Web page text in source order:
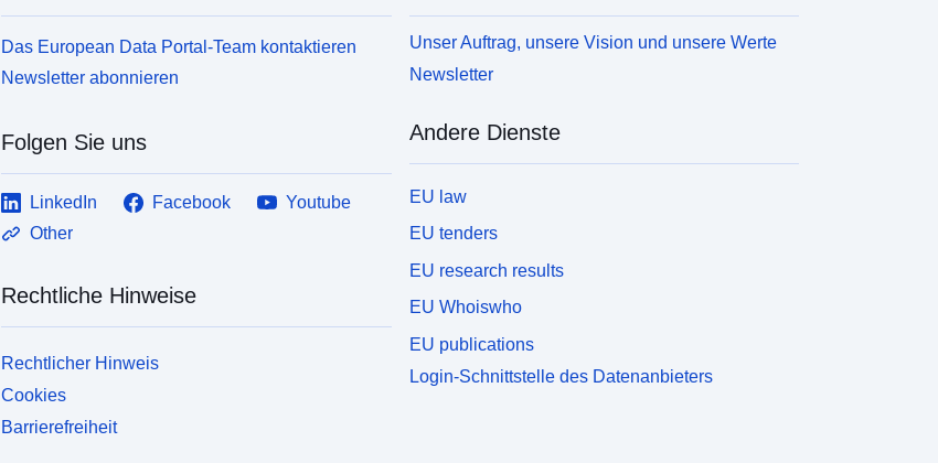
Das European Data Portal-Team kontaktieren
Newsletter abonnieren
Folgen Sie uns
LinkedIn Facebook
Youtube
Other
Rechtliche Hinweise
Rechtlicher Hinweis
Cookies
Barrierefreiheit
Unser Auftrag, unsere Vision und unsere Werte
Newsletter
Andere Dienste
EU law
EU tenders
EU research results
EU Whoiswho
EU publications
Login-Schnittstelle des Datenanbieters